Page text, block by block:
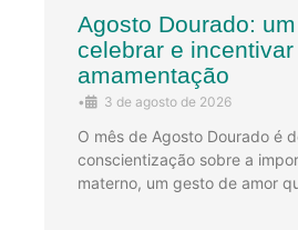
Agosto Dourado:
celebrar e
amamentação
• 3 de agosto de 2026
O mês de Agosto Dourado é
conscientização sobre a
materno, um gesto de amor